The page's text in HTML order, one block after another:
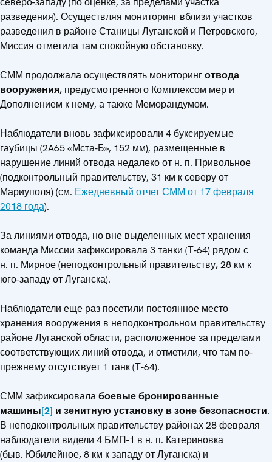
разведения). Осуществляя мониторинг вблизи участков
разведения в районе Станицы Луганской и Петровского,
Миссия отметила там спокойную обстановку.
СММ продолжала осуществлять мониторинготвода
вооружения, предусмотренного Комплексом мер и
Дополнением к нему, а также Меморандумом.
Наблюдатели вновь зафиксировали 4 буксируемые
гаубицы (2A65 «Мста-Б», 152 мм), размещенные в
нарушение линий отвода недалеко от н. п. Привольное
(подконтрольный правительству, 31 км к северу от
Мариуполя) (см. Ежедневный отчет СММ от 17 февраля
2018 года).
За линиями отвода, но вне выделенных мест хранения
команда Миссии зафиксировала 3 танки (Т-64) рядом с
н. п. Мирное (неподконтрольный правительству, 28 км к
юго-западу от Луганска).
Наблюдатели еще раз посетили постоянное место
хранения вооружения в неподконтрольном правительству
районе Луганской области, расположенное за пределами
соответствующих линий отвода, и отметили, что там по-
прежнему отсутствует 1 танк (Т-64).
СММ зафиксировалабоевые бронированные
машины[2] и зенитную установку взоне безопасности.
В неподконтрольных правительству районах 28 февраля
наблюдатели видели 4 БМП-1 в н. п. Катериновка
(быв. Юбилейное, 8 км к западу от Луганска) и